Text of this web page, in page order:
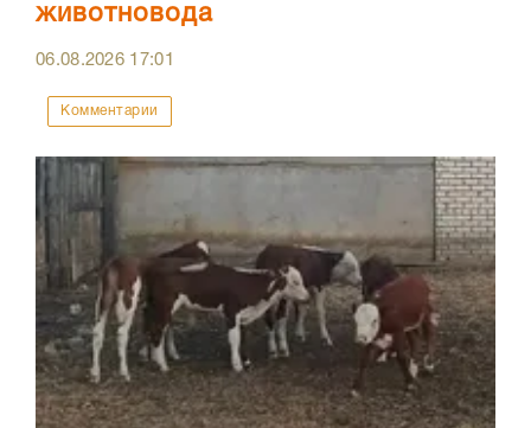
животновода
06.08.2026 17:01
Комментарии